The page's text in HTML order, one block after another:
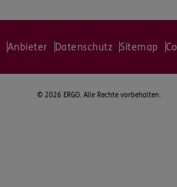
Anbieter Datenschutz Sitemap
© 2026 ERGO. Alle Rechte vorbehalten.